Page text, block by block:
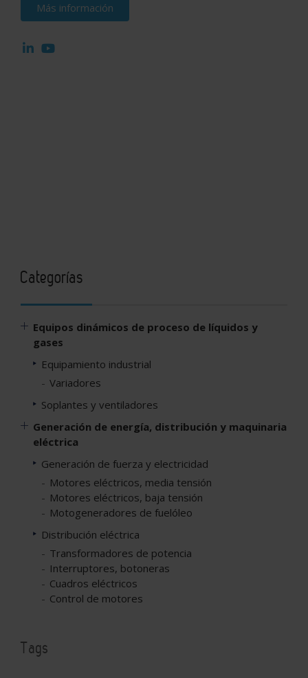
Más información
Categorías
Equipos dinámicos de proceso de líquidos y
gases
Equipamiento industrial
Variadores
Soplantes y ventiladores
Generación de energía, distribución y maquinaria
eléctrica
Generación de fuerza y electricidad
Motores eléctricos, media tensión
Motores eléctricos, baja tensión
Motogeneradores de fuelóleo
Distribución eléctrica
Transformadores de potencia
Interruptores, botoneras
Cuadros eléctricos
Control de motores
Tags